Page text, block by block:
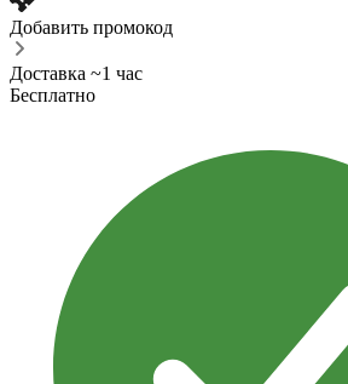
Добавить промокод
Доставка ~1 час
Бесплатно